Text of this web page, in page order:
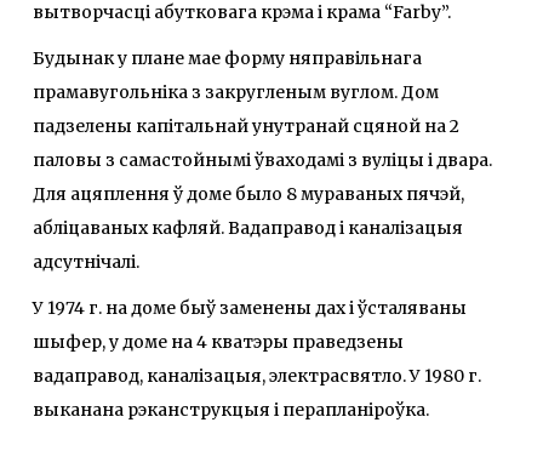
вытворчасці абутковага крэма і крама “Farby”.
Будынак у плане мае форму няправiльнага
прамавугольнiка з закругленым вуглом. Дом
падзелены капітальнай унутранай сцяной на 2
паловы з самастойнымі ўваходамі з вуліцы і двара.
Для ацяплення ў доме было 8 мураваных пячэй,
абліцаваных кафляй. Вадаправод і каналізацыя
адсутнічалі.
У 1974 г. на доме быў заменены дах і ўсталяваны
шыфер, у доме на 4 кватэры праведзены
вадаправод, каналізацыя, электрасвятло. У 1980 г.
выканана рэканструкцыя і перапланіроўка.